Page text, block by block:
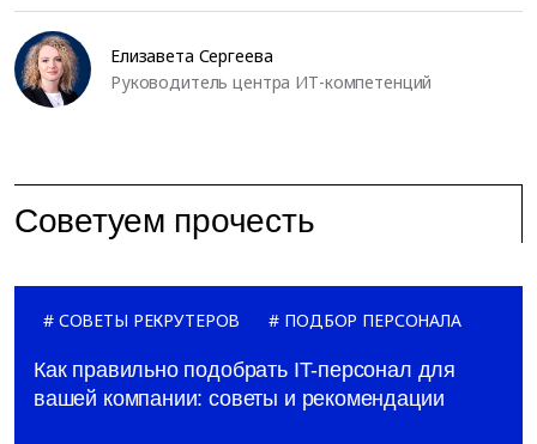
Елизавета Сергеева
Руководитель центра ИТ-компетенций
Советуем прочесть
СОВЕТЫ РЕКРУТЕРОВ ПОДБОР ПЕРСОНАЛА
Как правильно подобрать IT-персонал для
вашей компании: советы и рекомендации